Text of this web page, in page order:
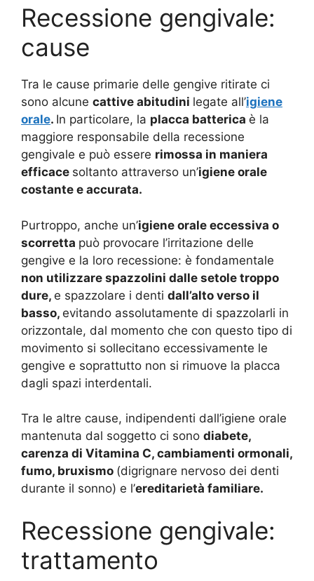
Recessione gengivale:
cause
Tra le cause primarie delle gengive ritirate ci
sono alcune cattive abitudini legate all’igiene
orale. In particolare, la placca batterica è la
maggiore responsabile della recessione
gengivale e può essere rimossa in maniera
efficace soltanto attraverso un’igiene orale
costante e accurata.
Purtroppo, anche un’igiene orale eccessiva o
scorretta può provocare l’irritazione delle
gengive e la loro recessione: è fondamentale
non utilizzare spazzolini dalle setole troppo
dure, e spazzolare i denti dall’alto verso il
basso, evitando assolutamente di spazzolarli in
orizzontale, dal momento che con questo tipo di
movimento si sollecitano eccessivamente le
gengive e soprattutto non si rimuove la placca
dagli spazi interdentali.
Tra le altre cause, indipendenti dall’igiene orale
mantenuta dal soggetto ci sono diabete,
carenza di Vitamina C, cambiamenti ormonali,
fumo, bruxismo (digrignare nervoso dei denti
durante il sonno) e l’ereditarietà familiare.
Recessione gengivale:
trattamento